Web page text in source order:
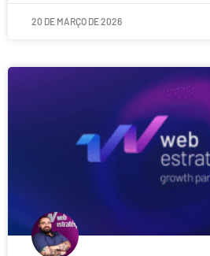
20 DE MARÇO DE 2026